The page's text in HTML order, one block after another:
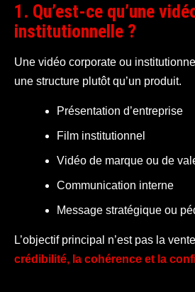
1. Qu’est-ce qu’une
institutionnelle ?
Une vidéo corporate ou
une structure plutôt qu’un produit.
Présentation d’entreprise
Film institutionnel
Vidéo de marque ou de
Communication interne
Message stratégique ou
L’objectif principal n’est pas la
crédibilité, la cohérence et la